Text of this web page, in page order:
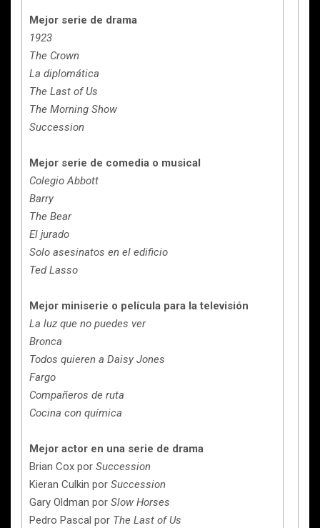
Mejor serie de drama
1923
The Crown
La diplomática
The Last of Us
The Morning Show
Succession
Mejor serie de comedia o musical
Colegio Abbott
Barry
The Bear
El jurado
Solo asesinatos en el edificio
Ted Lasso
Mejor miniserie o película para la televisión
La luz que no puedes ver
Bronca
Todos quieren a Daisy Jones
Fargo
Compañeros de ruta
Cocina con química
Mejor actor en una serie de drama
Brian Cox por Succession
Kieran Culkin por Succession
Gary Oldman por Slow Horses
Pedro Pascal por The Last of Us